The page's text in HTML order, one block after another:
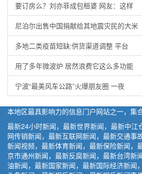
要订房么？刘亦菲成包租婆 网友：这样
尼泊尔出售中国捐献给其地震灾民的大米
多地二类疫苗短缺:供货渠道调整 平台
用了多年微波炉 居然浪费它这么多功能
宁波“最美风车公路”火爆朋友圈 一夜
本地区最具影响力的信息门户网站之一，集
最新24小时新闻，最新世界新闻，最新中江
网传销新闻，最新互联网新闻，最新交通事
新闻视频，最新体育新闻，最新保险新闻，
京市通州新闻，最新反腐新闻，最新台湾新
油新闻，最新国家新闻，最新国际经济新闻